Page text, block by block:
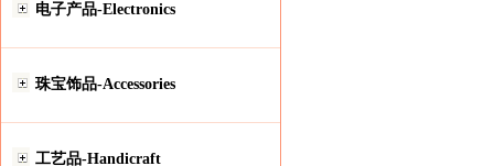
电子产品-Electronics
珠宝饰品-Accessories
工艺品-Handicraft